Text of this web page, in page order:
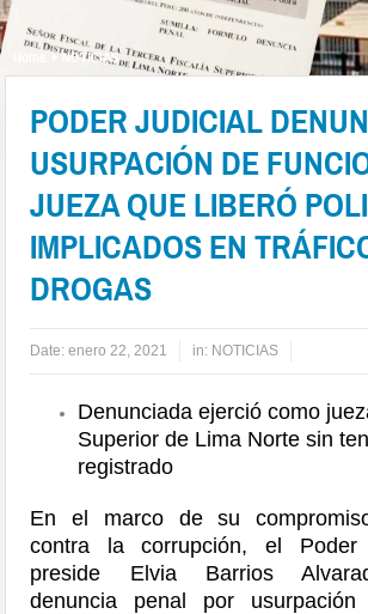
NOTICIAS
PODER JUDICIAL
USURPACIÓN DE
JUEZA QUE LIBERÓ
IMPLICADOS EN
DROGAS
Date:enero 22, 2021 in: NOTICIAS
Denunciada ejerció como
Superior de Lima Norte sin
registrado
En el marco de su
contra la corrupción, el Poder
preside Elvia Barrios
denuncia penal por